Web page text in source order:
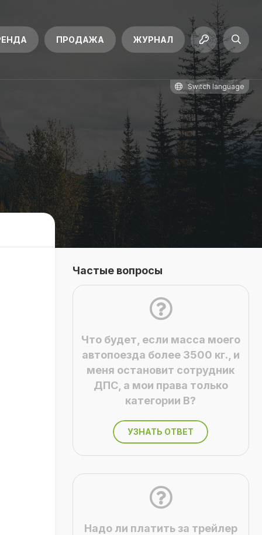
ПРОДАЖА ЖУРНАЛ
Switch language
Частые вопросы
Что будет, если масса моего
автопоезда более 3500 кг., и
меня остановит сотрудник
ДПС, а мои права только
категории В?
УЗНАТЬ ОТВЕТ
Надо ли платить за трейлер